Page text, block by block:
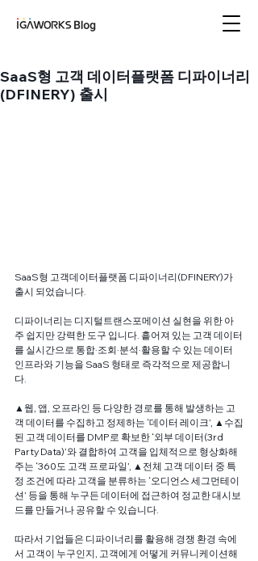
SaaS형 고객 데이터플랫폼 디파이너리
(DFINERY) 출시
SaaS형 고객데이터플랫폼 디파이너리(DFINERY)가
출시 되었습니다.
디파이너리는 디지털트랜스포메이션 실현을 위한 아
주 쉽지만 강력한 도구 입니다. 흩어져 있는 고객 데이터
를 실시간으로 통합·조회·분석·활용할 수 있는 데이터
인프라와 기능을 SaaS 형태로 즉각적으로 제공합니
다.
▲웹, 앱, 오프라인 등 다양한 경로를 통해 발생하는 고
객 데이터를 수집하고 정제하는 ‘데이터 레이크’, ▲수집
된 고객 데이터를 DMP로 확보한 ‘외부 데이터(3rd
Party Data)’와 결합하여 고객을 입체적으로 형상화해
주는 ‘360도 고객 프로파일’, ▲전체 고객 데이터 중 특
정 조건에 따라 고객을 분류하는 ‘오디언스 세그먼테이
션’ 등을 통해 누구든 데이터에 접근하여 정교한 대시보
드를 만들거나 공유할 수 있습니다.
따라서 기업들은 디파이너리를 활용해 경쟁 환경 속에
서 고객이 누구인지, 고객에게 어떻게 커뮤니케이션해